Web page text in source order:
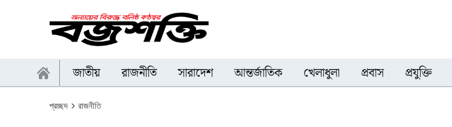
জাতীয় রাজনীতি সারাদেশ আন্তর্জাতিক খেলাধুলা প্রবাস প্রযুক্তি
প্রচ্ছদ রাজনীতি